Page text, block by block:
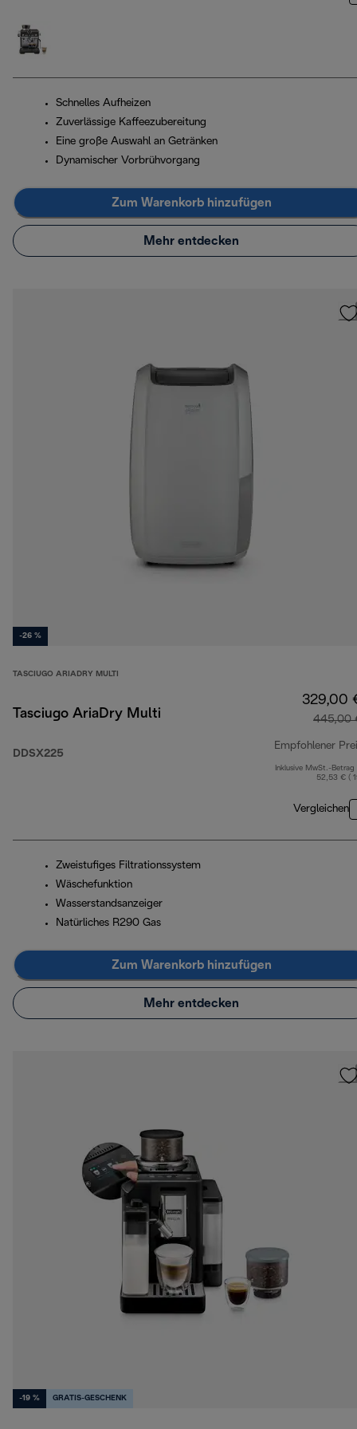
Schnelles Aufheizen
Zuverlässige Kaffeezubereitung
Eine große Auswahl an Getränken
Dynamischer Vorbrühvorgang
Zum Warenkorb hinzufügen
Mehr entdecken
-26 %
TASCIUGO ARIADRY MULTI
Tasciugo AriaDry Multi
DDSX225
329,00
445,00
Empfohlener
Inklusive MwSt.-Betrag
52,53 € (
Vergleichen
Zweistufiges Filtrationssystem
Wäschefunktion
Wasserstandsanzeiger
Natürliches R290 Gas
Zum Warenkorb hinzufügen
Mehr entdecken
-19 % GRATIS-GESCHENK